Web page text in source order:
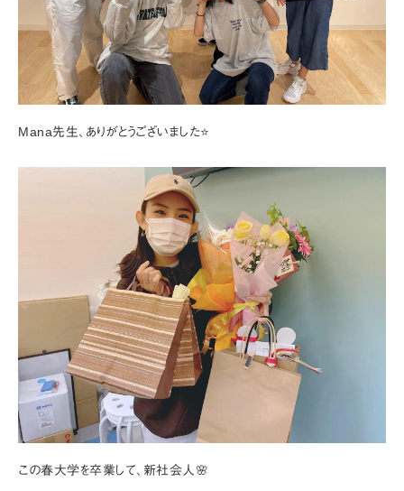
Mana先生、ありがとうございました⭐️
この春大学を卒業して、新社会人🌸